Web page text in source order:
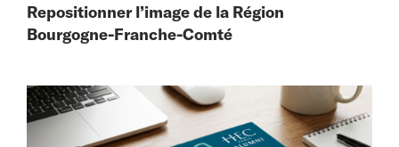
Repositionner l’image de la Région
Bourgogne-Franche-Comté